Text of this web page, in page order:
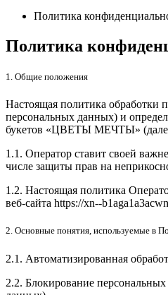
Политика
Политика
1. Общие положения
Настоящая политика обработки
персональных данных) и
букетов «ЦВЕТЫ МЕЧТЫ»
1.1. Оператор ставит своей
числе защиты прав на
1.2. Настоящая политика
веб-сайта https://xn--
2. Основные понятия, используемые в
2.1. Автоматизированная
2.2. Блокирование